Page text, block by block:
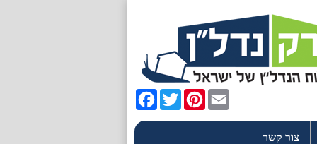
FacebookTwitterPinterestEmail
צור קשר